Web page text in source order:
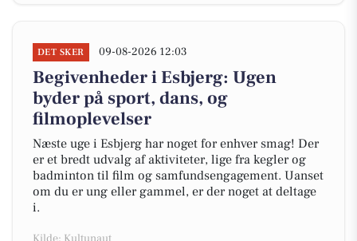
DET SKER 09-08-2026 12:03
Begivenheder i Esbjerg: Ugen
byder på sport, dans, og
filmoplevelser
Næste uge i Esbjerg har noget for enhver smag! Der
er et bredt udvalg af aktiviteter, lige fra kegler og
badminton til film og samfundsengagement. Uanset
om du er ung eller gammel, er der noget at deltage
i.